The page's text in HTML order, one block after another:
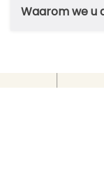
Waarom we u